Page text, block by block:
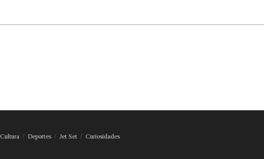
Cultura Deportes Jet Set Curiosidades